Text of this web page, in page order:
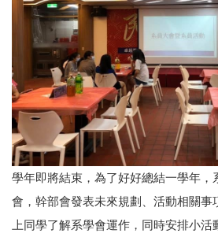
學年即將結束，為了好好總結一學年，
會，幹部會發表未來規劃、活動相關事
上同學了解系學會運作，同時安排小